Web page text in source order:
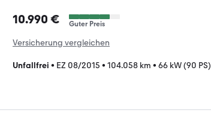
10.990 € Guter Preis
Versicherung vergleichen
Unfallfrei • EZ 08/2015 • 104.058 km • 66 kW (90 PS)